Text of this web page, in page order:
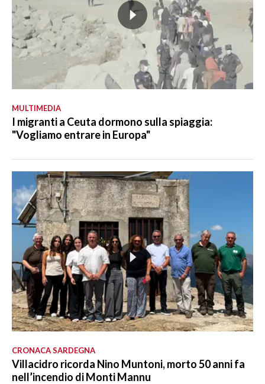
MULTIMEDIA
I migranti a Ceuta dormono sulla spiaggia:
"Vogliamo entrare in Europa"
CRONACA SARDEGNA
Villacidro ricorda Nino Muntoni, morto 50 anni fa
nell’incendio di Monti Mannu